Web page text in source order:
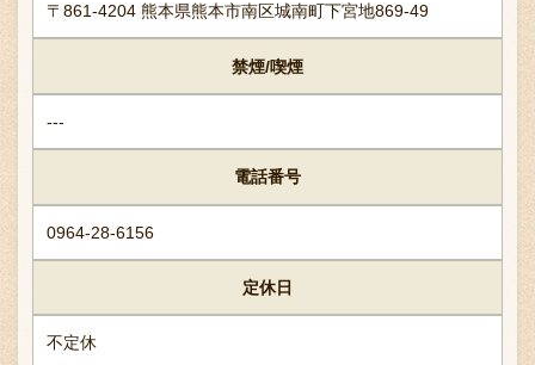
お知らせ
〒861-4204 熊本県熊本市南区城南町下宮地869-49
禁煙/喫煙
---
電話番号
0964-28-6156
定休日
不定休